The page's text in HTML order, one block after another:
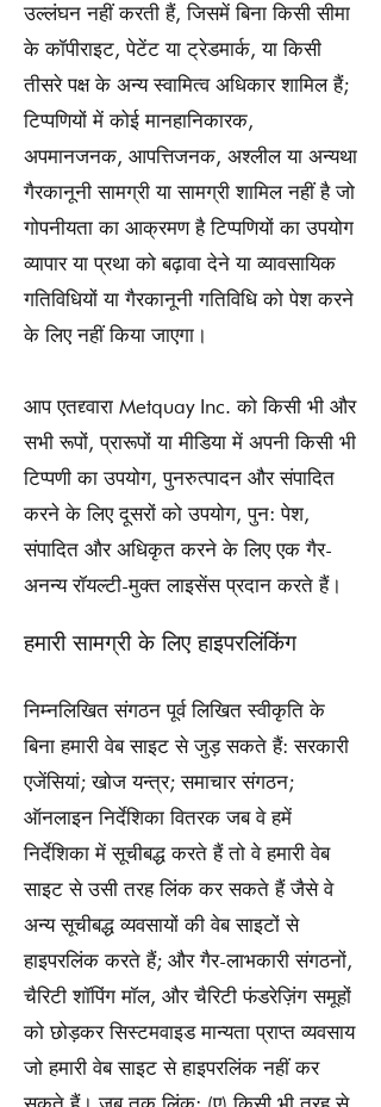
उल्लंघन नहीं करती हैं, जिसमें बिना किसी सीमा
के कॉपीराइट, पेटेंट या ट्रेडमार्क, या किसी
तीसरे पक्ष के अन्य स्वामित्व अधिकार शामिल हैं;
टिप्पणियों में कोई मानहानिकारक,
अपमानजनक, आपत्तिजनक, अश्लील या अन्यथा
गैरकानूनी सामग्री या सामग्री शामिल नहीं है जो
गोपनीयता का आक्रमण है टिप्पणियों का उपयोग
व्यापार या प्रथा को बढ़ावा देने या व्यावसायिक
गतिविधियों या गैरकानूनी गतिविधि को पेश करने
के लिए नहीं किया जाएगा।
आप एतद्द्वारा Metquay Inc. को किसी भी और
सभी रूपों, प्रारूपों या मीडिया में अपनी किसी भी
टिप्पणी का उपयोग, पुनरुत्पादन और संपादित
करने के लिए दूसरों को उपयोग, पुन: पेश,
संपादित और अधिकृत करने के लिए एक गैर-
अनन्य रॉयल्टी-मुक्त लाइसेंस प्रदान करते हैं।
हमारी सामग्री के लिए हाइपरलिंकिंग
निम्नलिखित संगठन पूर्व लिखित स्वीकृति के
बिना हमारी वेब साइट से जुड़ सकते हैं: सरकारी
एजेंसियां; खोज यन्त्र; समाचार संगठन;
ऑनलाइन निर्देशिका वितरक जब वे हमें
निर्देशिका में सूचीबद्ध करते हैं तो वे हमारी वेब
साइट से उसी तरह लिंक कर सकते हैं जैसे वे
अन्य सूचीबद्ध व्यवसायों की वेब साइटों से
हाइपरलिंक करते हैं; और गैर-लाभकारी संगठनों,
चैरिटी शॉपिंग मॉल, और चैरिटी फंडरेज़िंग समूहों
को छोड़कर सिस्टमवाइड मान्यता प्राप्त व्यवसाय
जो हमारी वेब साइट से हाइपरलिंक नहीं कर